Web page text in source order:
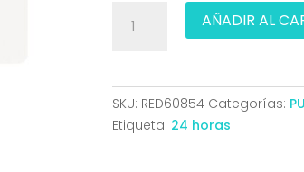
ACCESO
INALAMBRICO
AX3000
AÑADIR AL
SKU: RED60854 Categorías:
Etiqueta: 24 horas